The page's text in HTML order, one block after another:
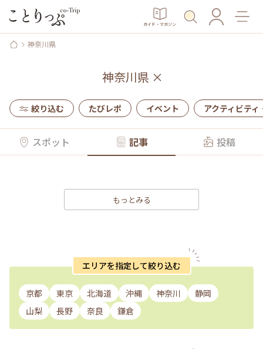
ガイド・マガジン
神奈川県
神奈川県 ×
絞り込む たびレポ イベント アクティビティ
スポット 記事 投稿
もっとみる
エリアを指定して絞り込む
京都 東京 北海道 沖縄 神奈川
静岡
山梨
長野 奈良 鎌倉